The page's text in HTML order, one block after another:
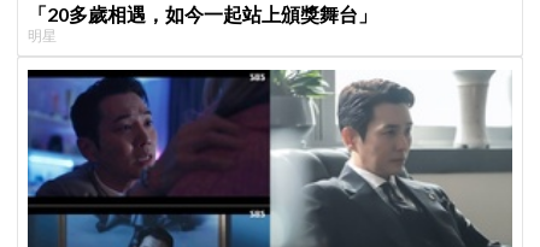
「20多歲相遇，如今一起站上頒獎舞台」
明星